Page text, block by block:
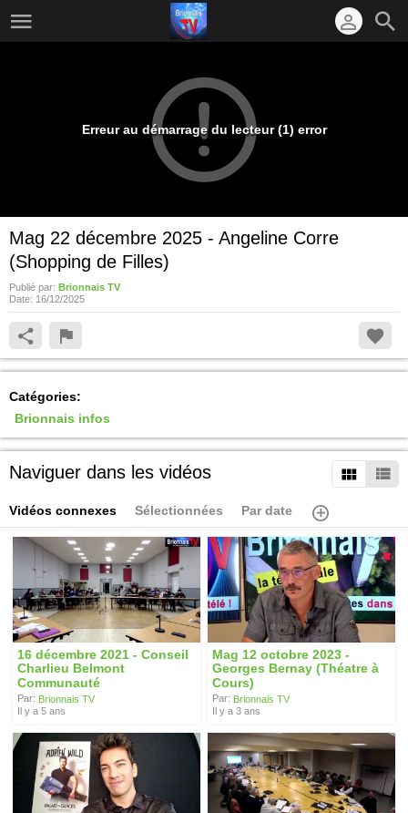
Erreur au démarrage du lecteur (1) error
Mag 22 décembre 2025 - Angeline Corre
(Shopping de Filles)
Publié par: Brionnais TV
Date: 16/12/2025
Catégories:
Brionnais infos
Naviguer dans les vidéos
Vidéos connexes Sélectionnées Par date
16 décembre 2021 - Conseil
Charlieu Belmont
Communauté
Par: Brionnais TV
Il y a 5 ans
Mag 12 octobre 2023 -
Georges Bernay (Théatre à
Cours)
Par: Brionnais TV
Il y a 3 ans